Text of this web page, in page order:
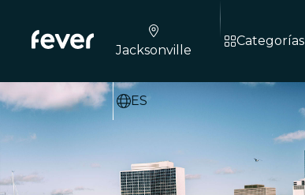
Jacksonville
ES
Categorías